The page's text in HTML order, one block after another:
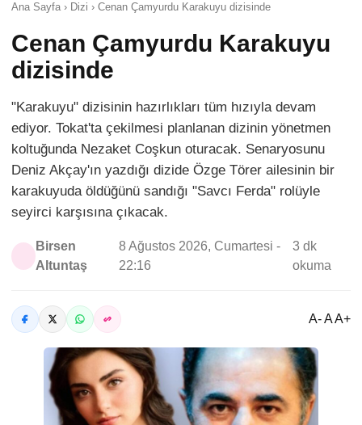
Ana Sayfa › Dizi › Cenan Çamyurdu Karakuyu dizisinde
Cenan Çamyurdu Karakuyu
dizisinde
"Karakuyu" dizisinin hazırlıkları tüm hızıyla devam
ediyor. Tokat'ta çekilmesi planlanan dizinin yönetmen
koltuğunda Nezaket Coşkun oturacak. Senaryosunu
Deniz Akçay'ın yazdığı dizide Özge Törer ailesinin bir
karakuyuda öldüğünü sandığı "Savcı Ferda" rolüyle
seyirci karşısına çıkacak.
Birsen
Altuntaş
8 Ağustos 2026, Cumartesi -
22:16
3 dk
okuma
A- A A+